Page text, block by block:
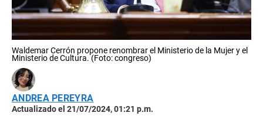
Waldemar Cerrón propone renombrar el Ministerio de la Mujer y el
Ministerio de Cultura. (Foto: congreso)
ANDREA PEREYRA
Actualizado el 21/07/2024, 01:21 p.m.